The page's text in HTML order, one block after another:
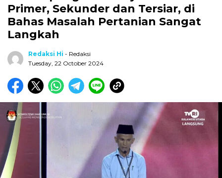
Primer, Sekunder dan Tersiar, di
Bahas Masalah Pertanian Sangat
Langkah
Redaksi Hi - Redaksi
Tuesday, 22 October 2024